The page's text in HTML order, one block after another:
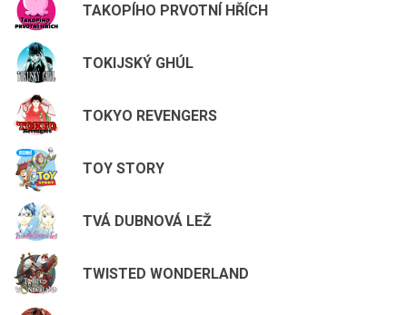
TAKOPÍHO PRVOTNÍ HŘÍCH
TOKIJSKÝ GHÚL
TOKYO REVENGERS
TOY STORY
TVÁ DUBNOVÁ LEŽ
TWISTED WONDERLAND